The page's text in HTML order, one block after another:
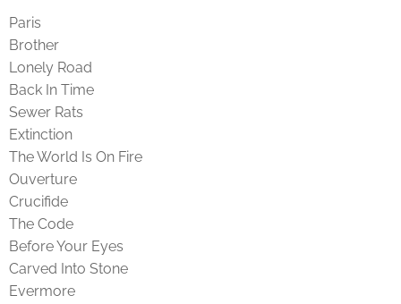
Paris
Brother
Lonely Road
Back In Time
Sewer Rats
Extinction
The World Is On Fire
Ouverture
Crucifide
The Code
Before Your Eyes
Carved Into Stone
Evermore